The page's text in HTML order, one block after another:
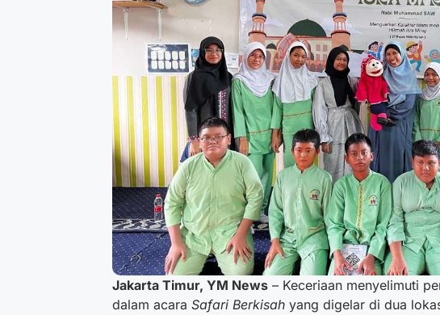
Jakarta Timur, YM News – Keceriaan menyelimuti
dalam acara Safari Berkisah yang digelar di dua